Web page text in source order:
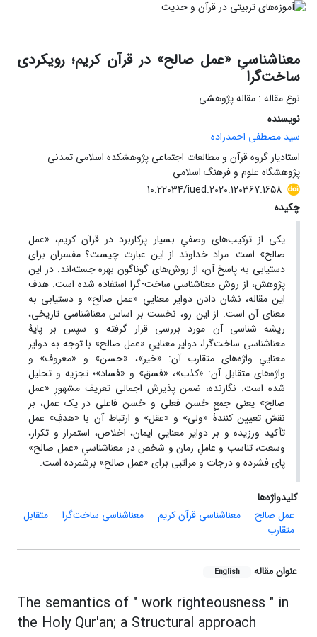
معناشناسیِ «عمل صالح» در قرآن کریم؛ رویکردی
ساخت‌گرا
نوع مقاله : مقاله پژوهشی
نویسنده
سید مصطفی احمدزاده
استادیار گروه قرآن و مطالعات اجتماعی پژوهشکده اسلامی تمدنی
پژوهشگاه علوم و فرهنگ اسلامی
10.22034/iued.2020.120367.1658
چکیده
یکی از ترکیب‌های وصفیِ بسیار پرکاربرد در قرآن کریم، «عمل
صالح» است. مراد خداوند از این عبارت چیست؟ مفسران برای
دستیابی به پاسخ آن، از روش‌های گوناگون بهره جسته‌اند. در این
پژوهش، از روش معناشناسی ساخت-گرا استفاده شده است. هدف
این مقاله، نشان دادن دوایر معناییِ «عمل صالح» و دستیابی به
معنای آن است. از این رو، نخست بر اساس معناشناسی تاریخی،
ریشه شناسی آن مورد بررسی قرار گرفته و سپس بر پایۀ
معناشناسی ساخت‌گرا، دوایر معناییِ «عمل صالح» با توجه به دوایر
معناییِ واژه‌های متقارب آن: «خیر»، «حسن» و «معروف» و
واژه‌های متقابل آن: «کذب»، «فسق» و «فساد»؛ تجزیه و تحلیل
شده است. نگارنده، ضمن پذیرش اجمالی تعریف مشهورِ «عمل
صالح» یعنی جمعِ حُسن فعلی و حُسن فاعلی در یک عمل، بر
نقش تعیین کنندۀ «ولی» و «عقل» و ارتباط آن با «هدفِ» عمل
تأکید ورزیده و بر دوایر معناییِ ایمان، اخلاص، استمرار و تکرار،
وسعت، تناسب و عاملِ زمان و شخص در معناشناسیِ «عمل صالح»
پای فشرده و درجات و مراتبی برای «عمل صالح» برشمرده است.
کلیدواژه‌ها
عمل صالح
معناشناسی قرآن کریم معناشناسی ساخت‌گرا
متقابل
متقارب
عنوان مقاله English
The semantics of " work righteousness " in
the Holy Qur'an; a Structural approach